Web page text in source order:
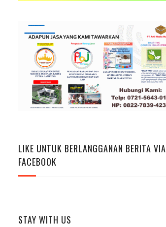
LIKE UNTUK BERLANGGANAN BERITA VIA
FACEBOOK
STAY WITH US